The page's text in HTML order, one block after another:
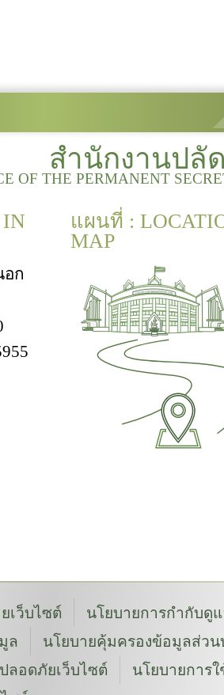
สำนักงานปลั
OF THE PERMANENT
อก
แผนที่ :
MAP
เว็บไซต์
นโยบายการกำกับดูแ
ล
นโยบายคุ้มครองข้อมูลส่ว
ลอดภัยเว็บไซต์
นโยบายการ